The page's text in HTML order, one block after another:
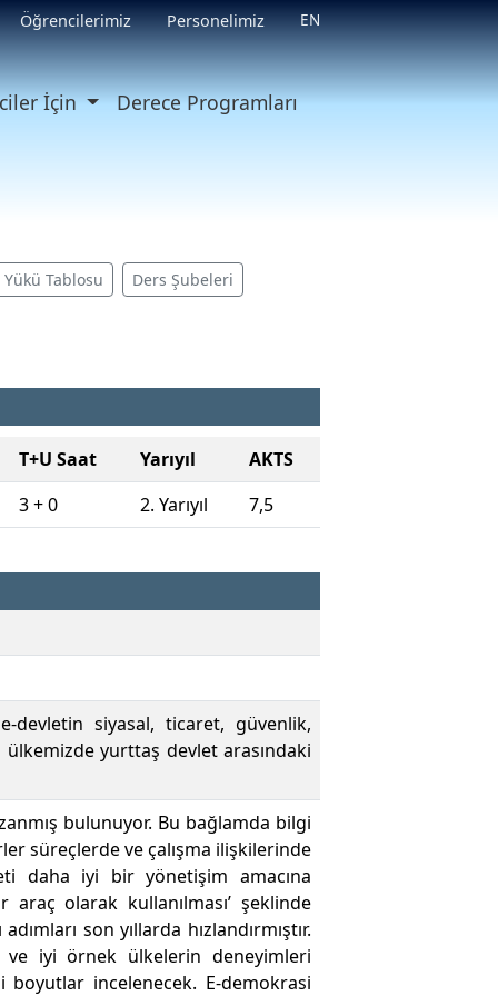
Öğrencilerimiz Personelimiz EN
İçin Derece Programları
Yükü Tablosu Ders Şubeleri
T+U Saat Yarıyıl
AKTS
3 + 0 2. Yarıyıl 7,5
devletin siyasal, ticaret, güvenlik,
yurttaş devlet arasındaki
bulunuyor. Bu bağlamda bilgi
süreçlerde ve çalışma ilişkilerinde
daha iyi bir yönetişim amacına
olarak kullanılması’ şeklinde
son yıllarda hızlandırmıştır.
ve iyi örnek ülkelerin deneyimleri
boyutlar incelenecek. E-demokrasi